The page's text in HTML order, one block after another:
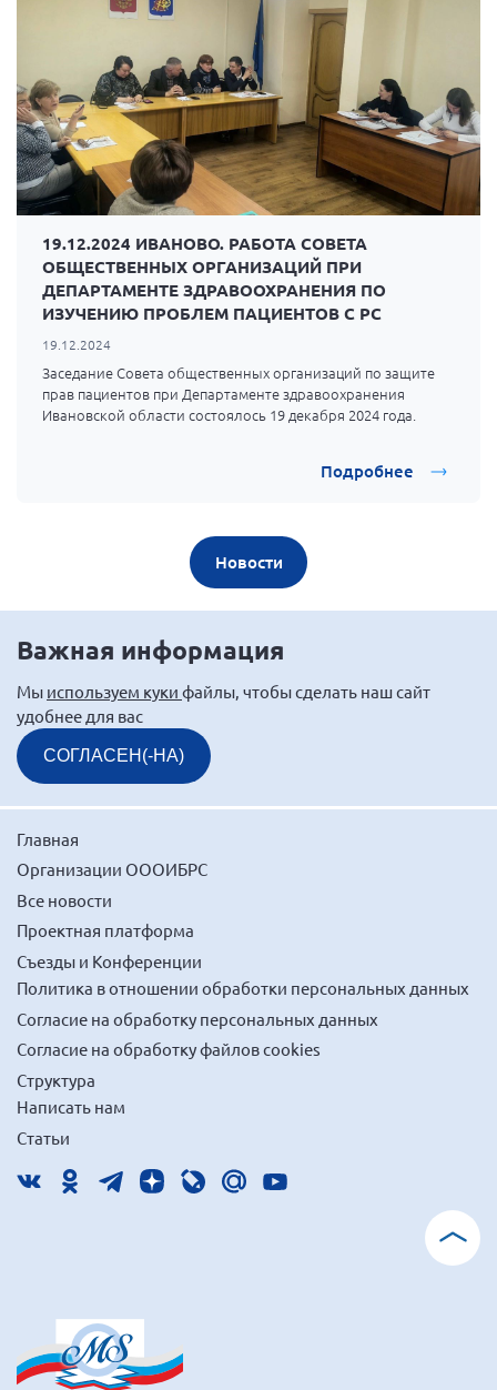
19.12.2024 ИВАНОВО. РАБОТА СОВЕТА
ОБЩЕСТВЕННЫХ ОРГАНИЗАЦИЙ ПРИ
ДЕПАРТАМЕНТЕ ЗДРАВООХРАНЕНИЯ ПО
ИЗУЧЕНИЮ ПРОБЛЕМ ПАЦИЕНТОВ С РС
19.12.2024
Заседание Совета общественных организаций по защите
прав пациентов при Департаменте здравоохранения
Ивановской области состоялось 19 декабря 2024 года.
Подробнее
Новости
Важная информация
Мы используем куки файлы, чтобы сделать наш сайт
удобнее для вас
СОГЛАСЕН(-НА)
Главная
Организации ОООИБРС
Все новости
Проектная платформа
Съезды и Конференции
Политика в отношении обработки персональных данных
Согласие на обработку персональных данных
Согласие на обработку файлов cookies
Структура
Написать нам
Статьи